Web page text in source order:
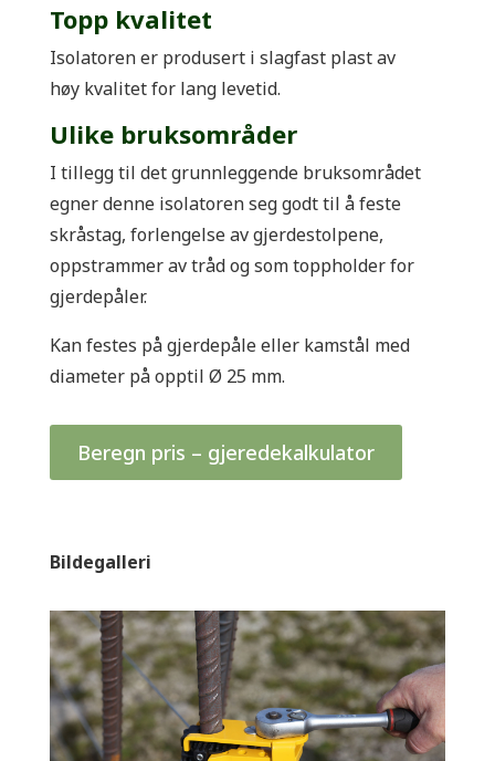
Topp kvalitet
Isolatoren er produsert i slagfast plast av
høy kvalitet for lang levetid.
Ulike bruksområder
I tillegg til det grunnleggende bruksområdet
egner denne isolatoren seg godt til å feste
skråstag, forlengelse av gjerdestolpene,
oppstrammer av tråd og som toppholder for
gjerdepåler.
Kan festes på gjerdepåle eller kamstål med
diameter på opptil Ø 25 mm.
Beregn pris – gjeredekalkulator
Bildegalleri